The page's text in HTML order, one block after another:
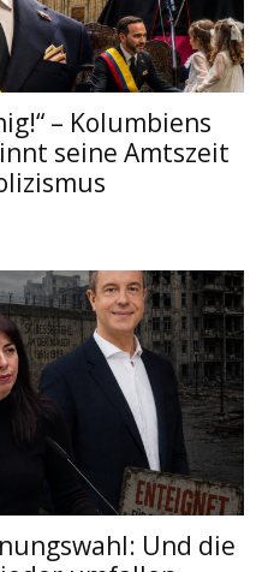
– Kolumbiens
seine Amtszeit
Und die